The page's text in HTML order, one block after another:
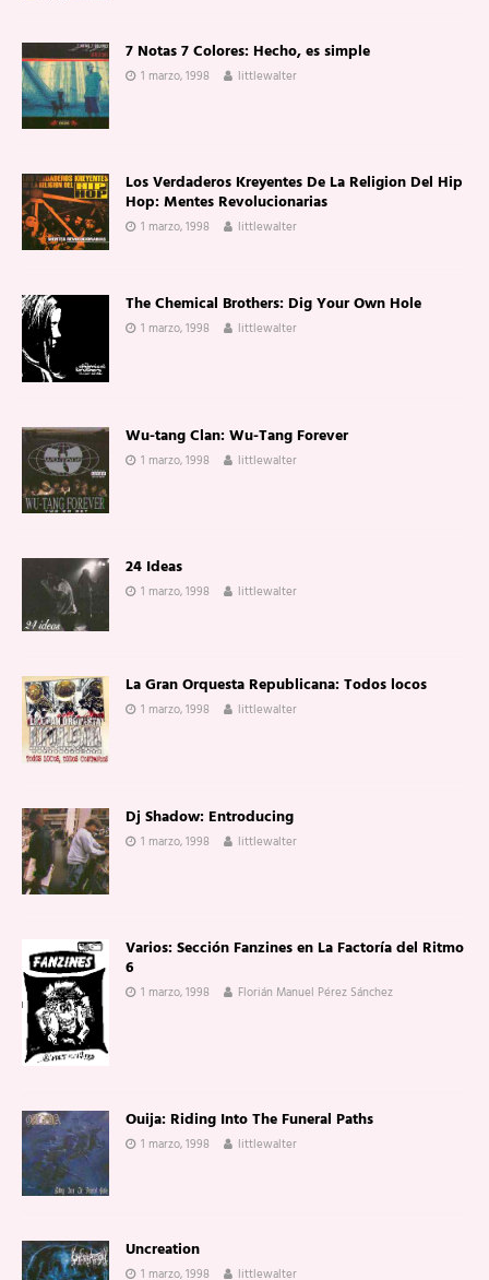
7 Notas 7 Colores: Hecho, es simple
1 marzo, 1998 littlewalter
Los Verdaderos Kreyentes De La Religion Del Hip
Hop: Mentes Revolucionarias
1 marzo, 1998 littlewalter
The Chemical Brothers: Dig Your Own Hole
1 marzo, 1998 littlewalter
Wu-tang Clan: Wu-Tang Forever
1 marzo, 1998 littlewalter
24 Ideas
1 marzo, 1998 littlewalter
La Gran Orquesta Republicana: Todos locos
1 marzo, 1998 littlewalter
Dj Shadow: Entroducing
1 marzo, 1998 littlewalter
Varios: Sección Fanzines en La Factoría del Ritmo
6
1 marzo, 1998 Florián Manuel Pérez Sánchez
Ouija: Riding Into The Funeral Paths
1 marzo, 1998 littlewalter
Uncreation
1 marzo, 1998 littlewalter